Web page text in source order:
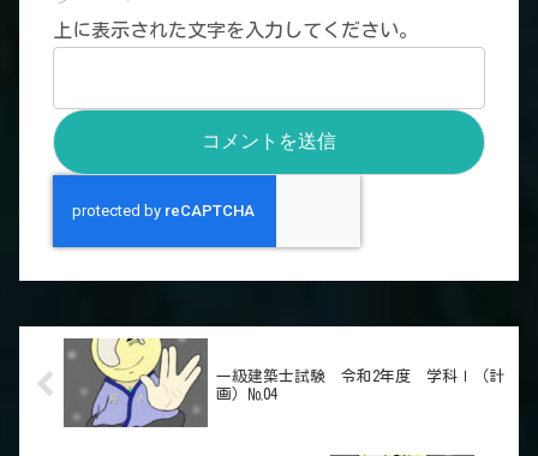
上に表示された文字を入力してください。
一級建築士試験 令和2年度 学科Ⅰ（計
画）№04